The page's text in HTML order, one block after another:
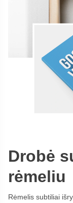
Drobė
rėmeliu
Rėmelis subtiliai